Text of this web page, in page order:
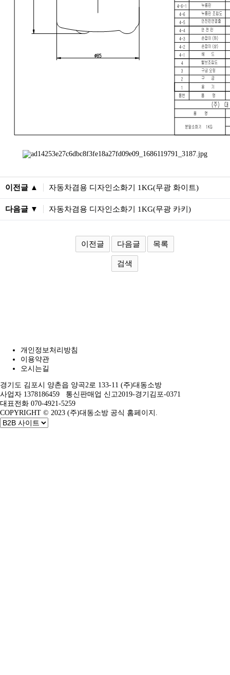
이전글 ▲ 자동차겸용 디자인소화기 1KG(무광 화이트)
다음글 ▼ 자동차겸용 디자인소화기 1KG(무광 카키)
이전글 다음글 목록
검색
개인정보처리방침
이용약관
오시는길
경기도 김포시 양촌읍 양곡2로 133-11 (주)대동소방
사업자 1378186459 통신판매업 신고2019-경기김포-0371
대표전화 070-4921-5259
COPYRIGHT © 2023 (주)대동소방 공식 홈페이지.